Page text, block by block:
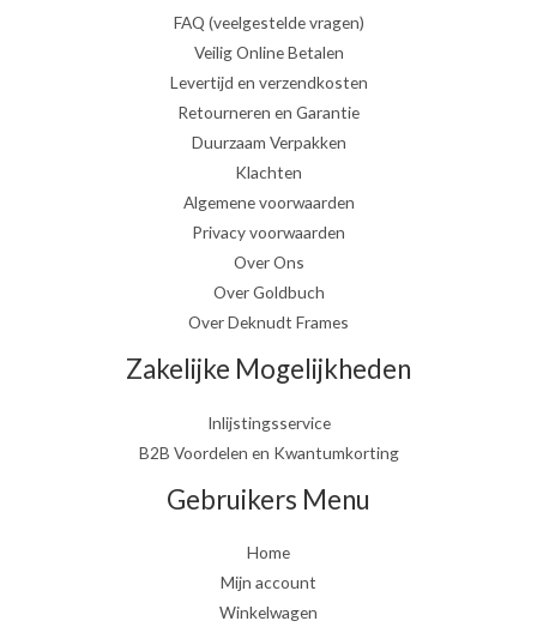
FAQ (veelgestelde vragen)
Veilig Online Betalen
Levertijd en verzendkosten
Retourneren en Garantie
Duurzaam Verpakken
Klachten
Algemene voorwaarden
Privacy voorwaarden
Over Ons
Over Goldbuch
Over Deknudt Frames
Zakelijke Mogelijkheden
Inlijstingsservice
B2B Voordelen en Kwantumkorting
Gebruikers Menu
Home
Mijn account
Winkelwagen